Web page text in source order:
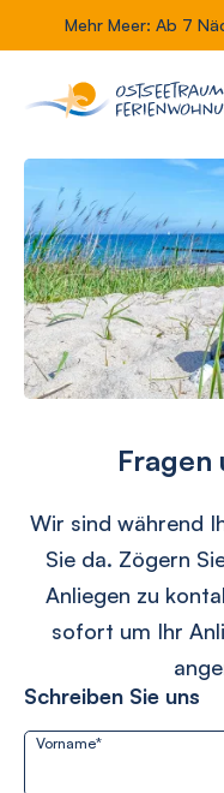
Mehr Meer: Ab 7
Fragen
Wir sind während
Sie da. Zögern
Anliegen zu
sofort um Ihr
Schreiben Sie uns
Vorname*